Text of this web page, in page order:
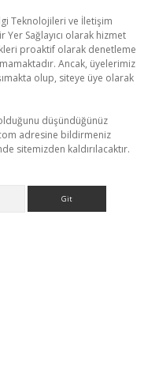
Teknolojileri ve İletişim
Yer Sağlayıcı olarak hizmet
proaktif olarak denetleme
Ancak, üyelerimiz
olup, siteye üye olarak
düşündüğünüz
adresine bildirmeniz
sitemizden kaldırılacaktır.